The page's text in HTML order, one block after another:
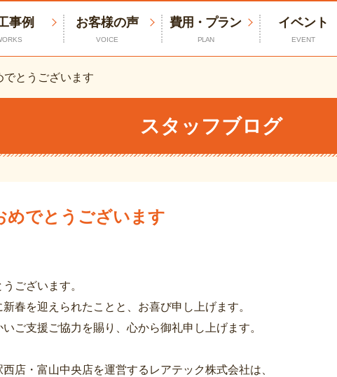
事例 お客様の声
VOICE
費用・プラン
PLAN
イベント
EVENT
でとうございます
スタッフブログ
めでとうございます
ございます。
春を迎えられたことと、お喜び申し上げます。
ご支援ご協力を賜り、心から御礼申し上げます。
店・富山中央店を運営するレアテック株式会社は、